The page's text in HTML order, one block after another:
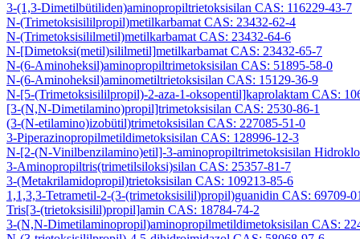
3-(1,3-Dimetilbütiliden)aminopropiltrietoksisilan CAS: 116229-43-7
N-(Trimetoksisililpropil)metilkarbamat CAS: 23432-62-4
N-(Trimetoksisililmetil)metilkarbamat CAS: 23432-64-6
N-[Dimetoksi(metil)sililmetil]metilkarbamat CAS: 23432-65-7
N-(6-Aminoheksil)aminopropiltrimetoksisilan CAS: 51895-58-0
N-(6-Aminoheksil)aminometiltrietoksisilan CAS: 15129-36-9
N-[5-(Trimetoksisililpropil)-2-aza-1-oksopentil]kaprolaktam CAS:
[3-(N,N-Dimetilamino)propil]trimetoksisilan CAS: 2530-86-1
(3-(N-etilamino)izobütil)trimetoksisilan CAS: 227085-51-0
3-Piperazinopropilmetildimetoksisilan CAS: 128996-12-3
N-[2-(N-Vinilbenzilamino)etil]-3-aminopropiltrimetoksisilan
3-Aminopropiltris(trimetilsiloksi)silan CAS: 25357-81-7
3-(Metakrilamidopropil)trietoksisilan CAS: 109213-85-6
1,1,3,3-Tetrametil-2-(3-(trimetoksisilil)propil)guanidin CAS: 69709-
Tris[3-(trietoksisilil)propil]amin CAS: 18784-74-2
3-(N,N-Dimetilaminopropil)aminopropilmetildimetoksisilan CAS: